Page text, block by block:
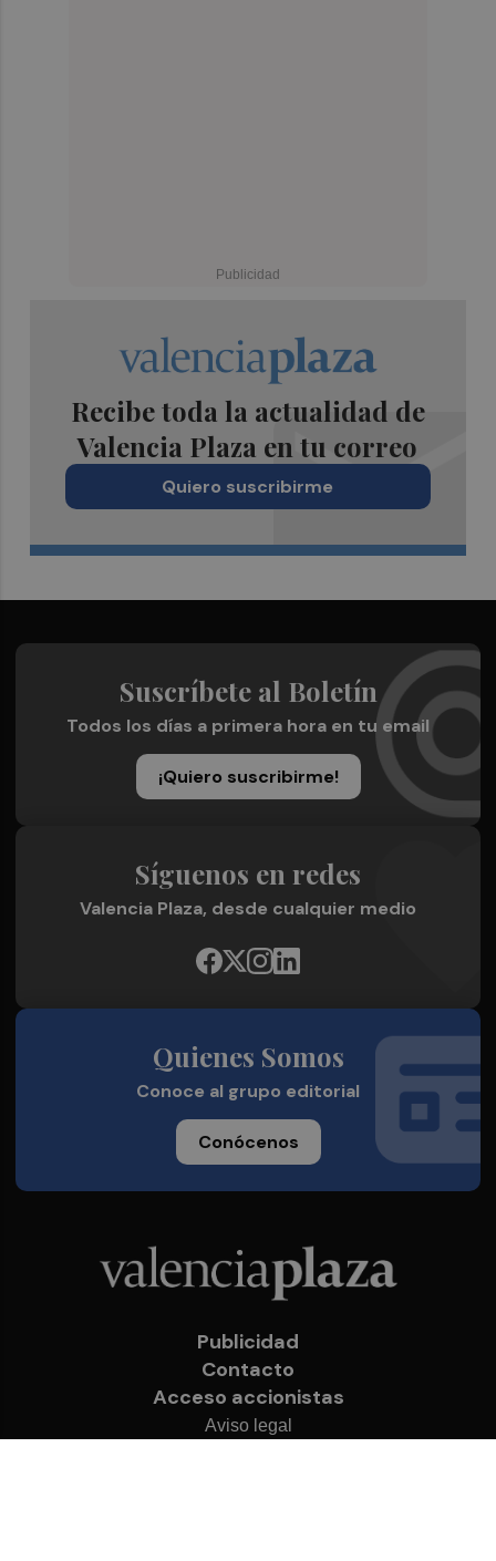
Recibe toda la actualidad de
Valencia Plaza en tu correo
Quiero suscribirme
Suscríbete al Boletín
Todos los días a primera hora en tu email
¡Quiero suscribirme!
Síguenos en redes
Valencia Plaza, desde cualquier medio
Quienes Somos
Conoce al grupo editorial
Conócenos
Publicidad
Contacto
Acceso accionistas
Aviso legal